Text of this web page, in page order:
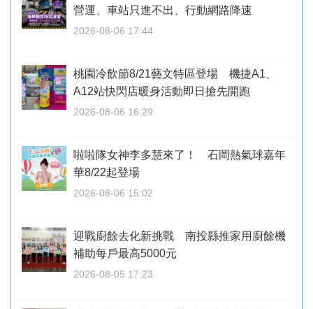
營運、車站只進不出、行動網路降速
2026-08-06 17:44
桃園冷飲節8/21藝文特區登場 機捷A1、
A12站快閃店暖身活動即日搶先開跑
2026-08-06 16:29
啦啦隊女神李多慧來了！ 石岡熱氣球嘉年
華8/22起登場
2026-08-06 15:02
迎戰廚餘去化新挑戰 南投縣推家用廚餘機
補助每戶最高5000元
2026-08-05 17:23